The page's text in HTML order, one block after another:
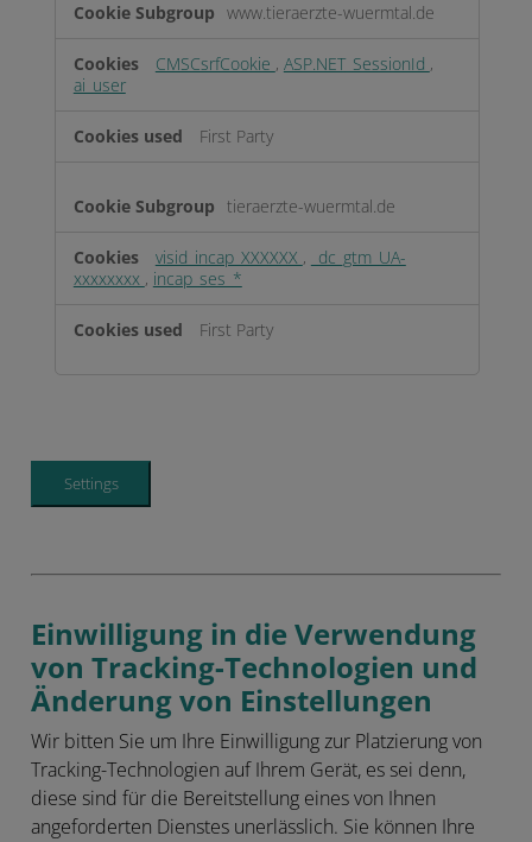
www.tieraerzte-wuermtal.de
CMSCsrfCookie , ASP.NET_SessionId ,
ai_user
First Party
tieraerzte-wuermtal.de
visid_incap_XXXXXX ,
_dc_gtm_UA-
xxxxxxxx , incap_ses_*
First Party
Settings
Einwilligung in die Verwendung
von Tracking-Technologien und
Änderung von Einstellungen
Wir bitten Sie um Ihre Einwilligung zur Platzierung von
Tracking-Technologien auf Ihrem Gerät, es sei denn,
diese sind für die Bereitstellung eines von Ihnen
angeforderten Dienstes unerlässlich. Sie können Ihre